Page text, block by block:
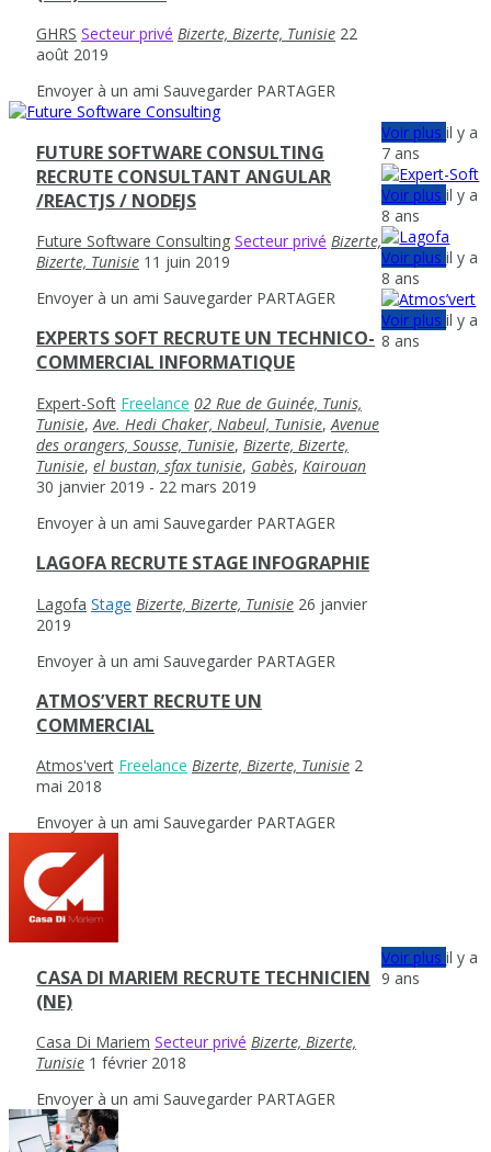
GHRS Secteur privé Bizerte, Bizerte, Tunisie 22
août 2019
Envoyer à un ami Sauvegarder PARTAGER
FUTURE SOFTWARE CONSULTING
RECRUTE CONSULTANT ANGULAR
/REACTJS / NODEJS
Future Software Consulting Secteur privé Bizerte,
Bizerte, Tunisie 11 juin 2019
Envoyer à un ami Sauvegarder PARTAGER
Voir plusil y a
7 ans
EXPERTS SOFT RECRUTE UN TECHNICO-
COMMERCIAL INFORMATIQUE
Expert-Soft Freelance 02 Rue de Guinée, Tunis,
Tunisie,Ave. Hedi Chaker, Nabeul‎, Tunisie,Avenue
des orangers, Sousse, Tunisie, Bizerte, Bizerte,
Tunisie, el bustan, sfax tunisie, Gabès, Kairouan
30 janvier 2019 - 22 mars 2019
Envoyer à un ami Sauvegarder PARTAGER
Voir plusil y a
8 ans
LAGOFA RECRUTE STAGE INFOGRAPHIE
Lagofa Stage Bizerte, Bizerte, Tunisie 26 janvier
2019
Envoyer à un ami Sauvegarder PARTAGER
Voir plusil y a
8 ans
ATMOS’VERT RECRUTE UN
COMMERCIAL
Atmos'vert Freelance Bizerte, Bizerte, Tunisie 2
mai 2018
Envoyer à un ami Sauvegarder PARTAGER
Voir plusil y a
8 ans
CASA DI MARIEM RECRUTE TECHNICIEN
(NE)
Casa Di Mariem Secteur privé Bizerte, Bizerte,
Tunisie 1 février 2018
Envoyer à un ami Sauvegarder PARTAGER
Voir plusil y a
9 ans